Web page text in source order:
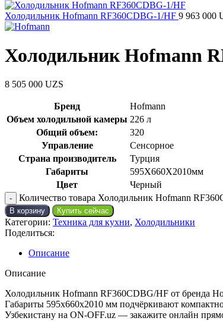
Холодильник Hofmann RF360CDBG-1/HF 9 963 000
Холодильник Hofmann
8 505 000 UZS
Бренд
Hofmann
Объем холодильной камеры 226 л
Общий объем:
320
Управление
Сенсорное
Страна производитель
Турция
Габариты
595X660X2010мм
Цвет
Черный
Количество товара Холодильник Hofmann
В корзину Купить сейчас
Категории: Техника для кухни, Холодильники
Поделиться:
Описание
Описание
Холодильник Hofmann RF360CDBG/HF от бренда
Габариты 595x660x2010 мм подчёркивают
Узбекистану на ON-OFF.uz — закажите онлайн